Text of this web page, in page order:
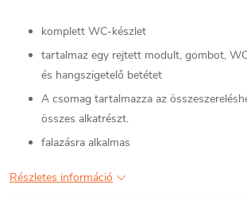
komplett WC-készlet
tartalmaz egy rejtett modult, gombot,
és hangszigetelő betétet
A csomag tartalmazza az
összes alkatrészt.
falazásra alkalmas
Részletes információ